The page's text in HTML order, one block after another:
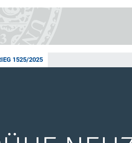
1525/2025